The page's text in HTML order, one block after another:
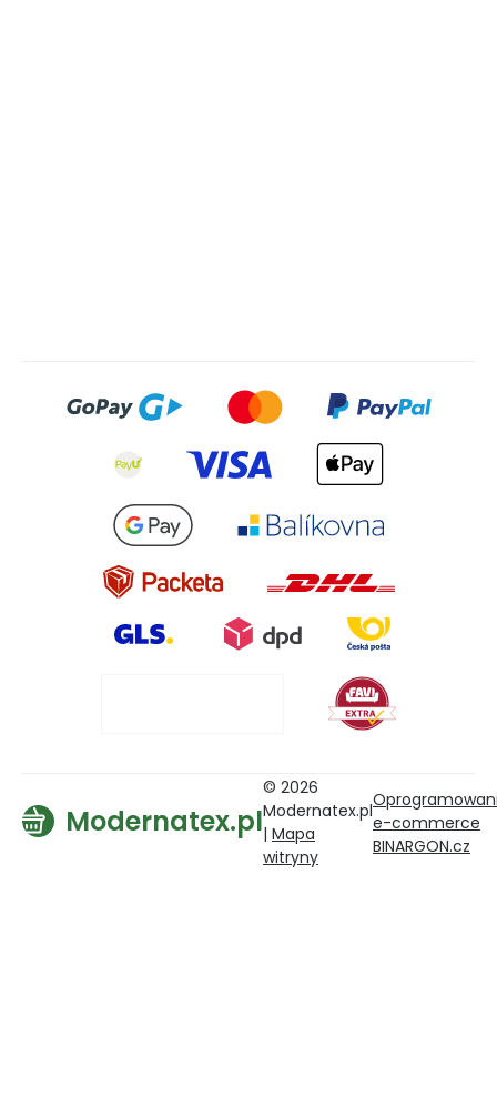
Modernatex.pl
© 2026
Modernatex.pl
| Mapa
witryny
e-commerce
BINARGON.cz